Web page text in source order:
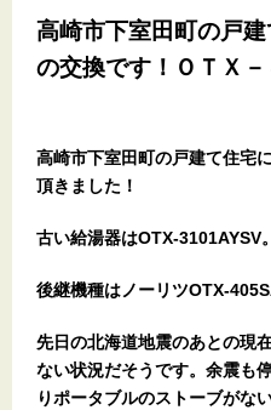
高崎市下室田町の戸
の交換です！ＯＴＸ
高崎市下室田町の戸建て住宅
頂きました！
古い給湯器はOTX-3101AYSV。
後継機種はノーリツOTX-
先日の北海道地震のあとの現
ない状況だそうです。余震も
りポータブルのストーブがな